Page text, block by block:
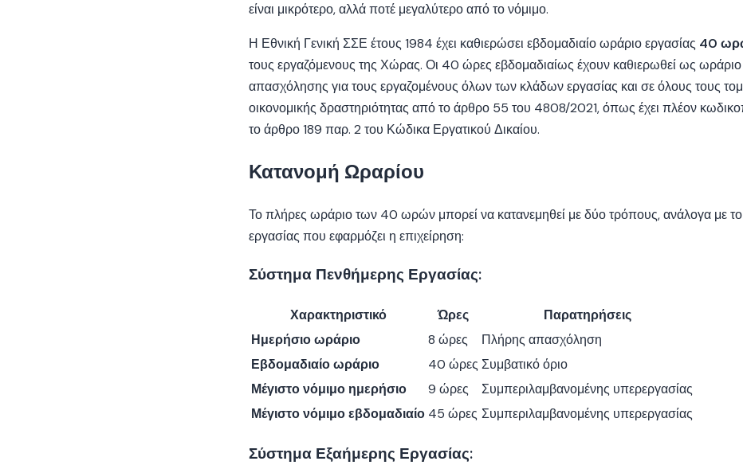
είναι μικρότερο, αλλά ποτέ μεγαλύτερο από το νόμιμο.
Η Εθνική Γενική ΣΣΕ έτους 1984 έχει καθιερώσει εβδομαδιαίο ωράριο εργασίας 40
τους εργαζόμενους της Χώρας. Οι 40 ώρες εβδομαδιαίως έχουν καθιερωθεί ως
απασχόλησης για τους εργαζομένους όλων των κλάδων εργασίας και σε όλους τους
οικονομικής δραστηριότητας από το άρθρο 55 του 4808/2021, όπως έχει πλέον
το άρθρο 189 παρ. 2 του Κώδικα Εργατικού Δικαίου.
Κατανομή Ωραρίου
Το πλήρες ωράριο των 40 ωρών μπορεί να κατανεμηθεί με δύο τρόπους, ανάλογα με
εργασίας που εφαρμόζει η επιχείρηση:
Σύστημα Πενθήμερης Εργασίας:
Χαρακτηριστικό Ώρες
Παρατηρήσεις
Ημερήσιο ωράριο
8 ώρες
Πλήρης απασχόληση
Εβδομαδιαίο ωράριο
40 ώρες Συμβατικό όριο
Μέγιστο νόμιμο ημερήσιο
9 ώρες
Συμπεριλαμβανομένης υπερεργασίας
Μέγιστο νόμιμο εβδομαδιαίο 45 ώρες Συμπεριλαμβανομένης υπερεργασίας
Σύστημα Εξαήμερης Εργασίας: